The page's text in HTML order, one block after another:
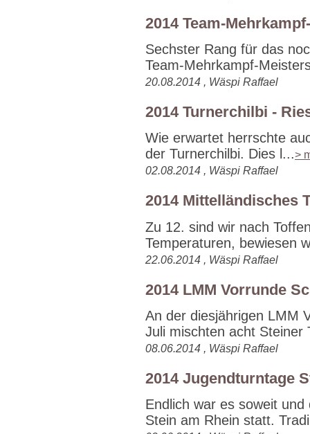
2014 Team-
Sechster Rang für das
Team-Mehrkampf-
20.08.2014 , Wäspi Raffael
2014 Turnerchilbi -
Wie erwartet herrschte
der Turnerchilbi. Dies l...>
02.08.2014 , Wäspi Raffael
2014 Mittelländisches
Zu 12. sind wir nach
Temperaturen, bewiesen
22.06.2014 , Wäspi Raffael
2014 LMM Vorrunde
An der diesjährigen LMM
Juli mischten acht Steiner
08.06.2014 , Wäspi Raffael
2014 Jugendturntage
Endlich war es soweit
Stein am Rhein statt.